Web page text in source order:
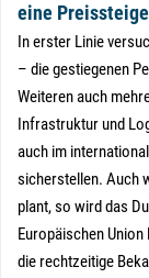
eine
In erster Linie
– die gestiegenen
Weiteren auch
Infrastruktur und
auch im
sicherstellen. Auch
plant, so wird das
Europäischen
die rechtzeitige